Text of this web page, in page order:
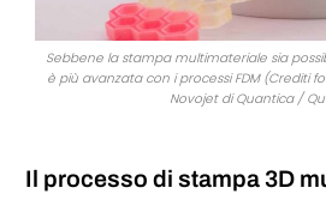
Sebbene la stampa multimateriale sia
è più avanzata con i processi FDM (Crediti
Novojet di Quantica /
Il processo di stampa 3D